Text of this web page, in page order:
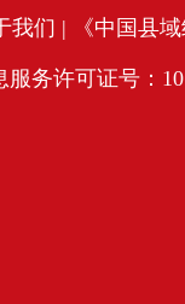
我们 | 《中国县
务许可证号：